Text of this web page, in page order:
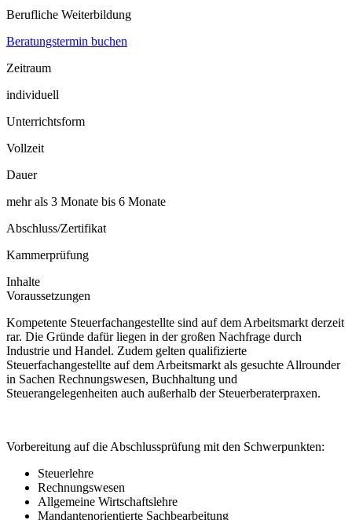
Berufliche Weiterbildung
Beratungstermin buchen
Zeitraum
individuell
Unterrichtsform
Vollzeit
Dauer
mehr als 3 Monate bis 6 Monate
Abschluss/Zertifikat
Kammerprüfung
Inhalte
Voraussetzungen
Kompetente Steuerfachangestellte sind auf dem Arbeitsmarkt derzeit
rar. Die Gründe dafür liegen in der großen Nachfrage durch
Industrie und Handel. Zudem gelten qualifizierte
Steuerfachangestellte auf dem Arbeitsmarkt als gesuchte Allrounder
in Sachen Rechnungswesen, Buchhaltung und
Steuerangelegenheiten auch außerhalb der Steuerberaterpraxen.
Vorbereitung auf die Abschlussprüfung mit den Schwerpunkten:
Steuerlehre
Rechnungswesen
Allgemeine Wirtschaftslehre
Mandantenorientierte Sachbearbeitung